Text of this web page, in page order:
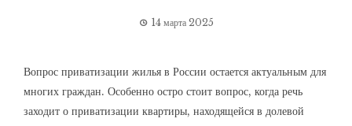
14 марта 2025
Вопрос приватизации жилья в России остается актуальным для
многих граждан. Особенно остро стоит вопрос, когда речь
заходит о приватизации квартиры, находящейся в долевой